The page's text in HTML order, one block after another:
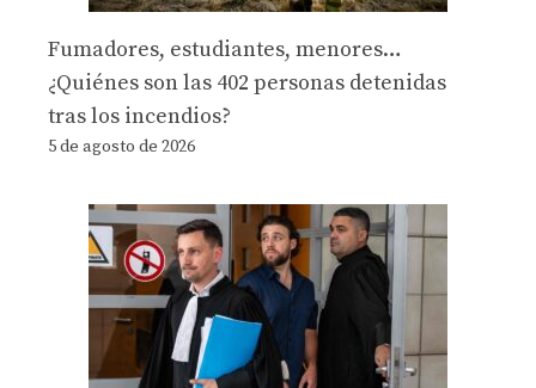
Fumadores, estudiantes, menores…
¿Quiénes son las 402 personas detenidas
tras los incendios?
5 de agosto de 2026